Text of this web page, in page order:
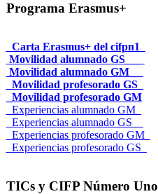
Programa Erasmus+
_Carta Erasmus+ del cifpn1
Movilidad alumnado GS___
Movilidad alumnado GM__
_Movilidad profesorado GS_
_Movilidad profesorado GM
_Experiencias alumnado GM_
_Experiencias alumnado GS__
_Experiencias profesorado GM_
_Experiencias profesorado GS_
TICs y CIFP Número Uno